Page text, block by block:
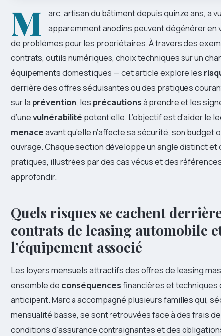
M
arc, artisan du bâtiment depuis quinze ans, a
apparemment anodins peuvent dégénérer en
de problèmes pour les propriétaires. À travers des
contrats, outils numériques, choix techniques sur un
équipements domestiques — cet article explore les
derrière des offres séduisantes ou des pratiques
sur la prévention, les précautionsà prendre et les
d’unevulnérabilité potentielle. L’objectif est d’aider le
menaceavant qu’elle n’affecte sa sécurité, son budget
ouvrage. Chaque section développe un angle distinct et
pratiques, illustrées par des cas vécus et des
approfondir.
Quels risques se cachent
contrats de leasing automobile
l’équipement associé
Les loyers mensuels attractifs des offres de leasing
ensemble de conséquencesfinancières et techniques
anticipent. Marc a accompagné plusieurs familles qui,
mensualité basse, se sont retrouvées face à des frais
conditions d’assurance contraignantes et des